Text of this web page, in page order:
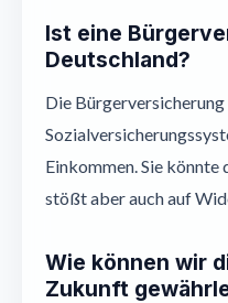
Ist eine
Deutschland?
Die
Einkommen. Sie
stößt aber auch auf
Wie können wir
Zukunft